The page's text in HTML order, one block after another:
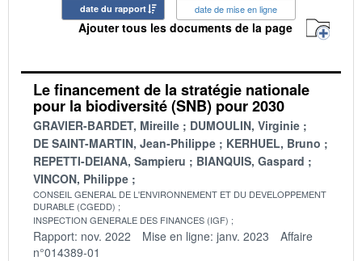
date du rapport date de mise en ligne
Ajouter tous les documents de la page
Le financement de la stratégie nationale
pour la biodiversité (SNB) pour 2030
GRAVIER-BARDET, Mireille
DUMOULIN, Virginie
DE SAINT-MARTIN, Jean-Philippe
KERHUEL, Bruno
REPETTI-DEIANA, Sampieru
BIANQUIS, Gaspard
VINCON, Philippe
CONSEIL GENERAL DE L'ENVIRONNEMENT ET DU DEVELOPPEMENT
DURABLE (CGEDD)
INSPECTION GENERALE DES FINANCES (IGF)
Rapport: nov. 2022 Mise en ligne: janv. 2023
Affaire
n°014389-01